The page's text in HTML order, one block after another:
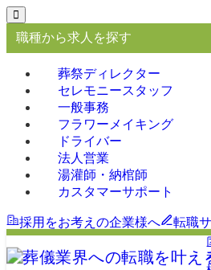
職種から求人を探す
葬祭ディレクター
セレモニースタッフ
一般事務
フラワーメイキング
ドライバー
法人営業
湯灌師・納棺師
カスタマーサポート
採用をお考えの企業様へ
転職